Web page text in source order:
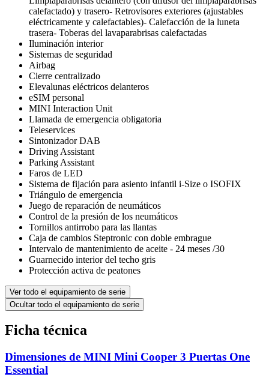
calefactado) y trasero- Retrovisores exteriores (ajustables
eléctricamente y calefactables)- Calefacción de la luneta
trasera- Toberas del lavaparabrisas calefactadas
Iluminación interior
Sistemas de seguridad
Airbag
Cierre centralizado
Elevalunas eléctricos delanteros
eSIM personal
MINI Interaction Unit
Llamada de emergencia obligatoria
Teleservices
Sintonizador DAB
Driving Assistant
Parking Assistant
Faros de LED
Sistema de fijación para asiento infantil i-Size o ISOFIX
Triángulo de emergencia
Juego de reparación de neumáticos
Control de la presión de los neumáticos
Tornillos antirrobo para las llantas
Caja de cambios Steptronic con doble embrague
Intervalo de mantenimiento de aceite - 24 meses /30
Guarnecido interior del techo gris
Protección activa de peatones
Ver todo el equipamiento de serie
Ocultar todo el equipamiento de serie
Ficha técnica
Dimensiones de MINI Mini Cooper 3 Puertas One
Essential